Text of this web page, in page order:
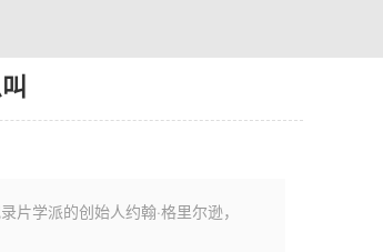
学派的创始人约翰·格里尔逊，